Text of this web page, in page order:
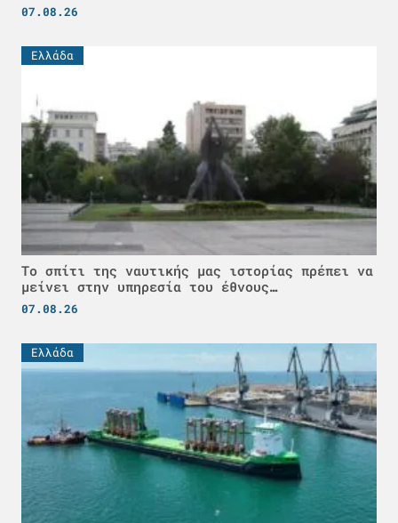
07.08.26
Ελλάδα
Το σπίτι της ναυτικής μας ιστορίας πρέπει να
μείνει στην υπηρεσία του έθνους…
07.08.26
Ελλάδα